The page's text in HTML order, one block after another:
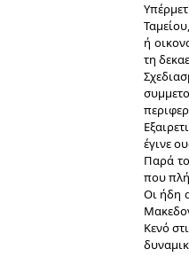
ή
τη
έγινε
Παρά
που
Οι ήδη
Κενό